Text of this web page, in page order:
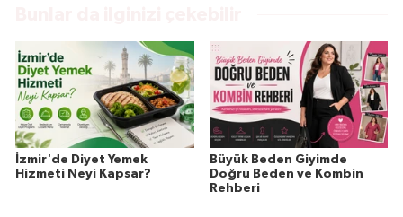
İzmir'de Diyet Yemek
Hizmeti Neyi Kapsar?
Büyük Beden Giyimde
Doğru Beden ve Kombin
Rehberi